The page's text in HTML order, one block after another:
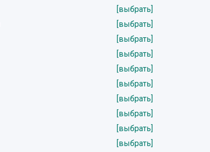
[выбрать]
[выбрать]
[выбрать]
[выбрать]
[выбрать]
[выбрать]
[выбрать]
[выбрать]
[выбрать]
[выбрать]